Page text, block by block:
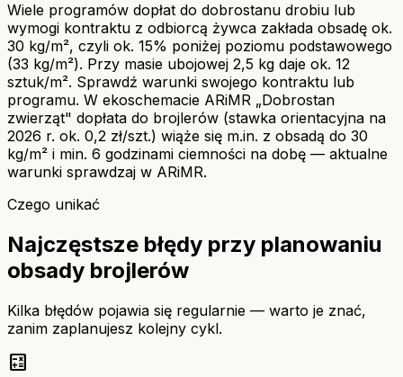
Wiele programów dopłat do dobrostanu drobiu lub
wymogi kontraktu z odbiorcą żywca zakłada obsadę ok.
30 kg/m², czyli ok. 15% poniżej poziomu podstawowego
(33 kg/m²). Przy masie ubojowej 2,5 kg daje ok. 12
sztuk/m². Sprawdź warunki swojego kontraktu lub
programu. W ekoschemacie ARiMR „Dobrostan
zwierząt" dopłata do brojlerów (stawka orientacyjna na
2026 r. ok. 0,2 zł/szt.) wiąże się m.in. z obsadą do 30
kg/m² i min. 6 godzinami ciemności na dobę — aktualne
warunki sprawdzaj w ARiMR.
Czego unikać
Najczęstsze błędy przy planowaniu
obsady brojlerów
Kilka błędów pojawia się regularnie — warto je znać,
zanim zaplanujesz kolejny cykl.
calculate